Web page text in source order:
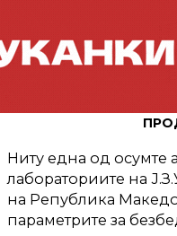
Ниту една од осумте
лабораториите на
на Република
параметрите за